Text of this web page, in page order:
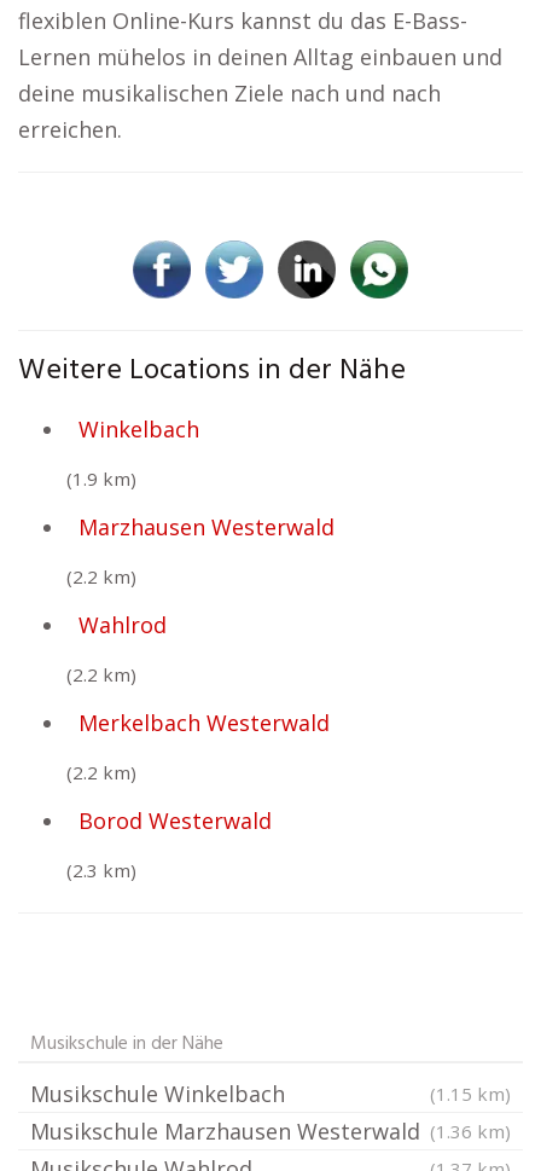
flexiblen Online-Kurs kannst du das E-Bass-
Lernen mühelos in deinen Alltag einbauen und
deine musikalischen Ziele nach und nach
erreichen.
Weitere Locations in der Nähe
Winkelbach
(1.9 km)
Marzhausen Westerwald
(2.2 km)
Wahlrod
(2.2 km)
Merkelbach Westerwald
(2.2 km)
Borod Westerwald
(2.3 km)
Musikschule in der Nähe
Musikschule Winkelbach (1.15 km)
Musikschule Marzhausen Westerwald (1.36 km)